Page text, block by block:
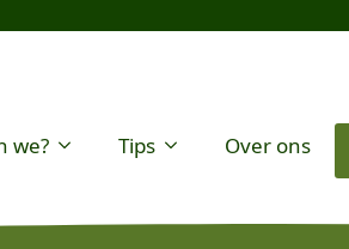
we? Tips Over ons